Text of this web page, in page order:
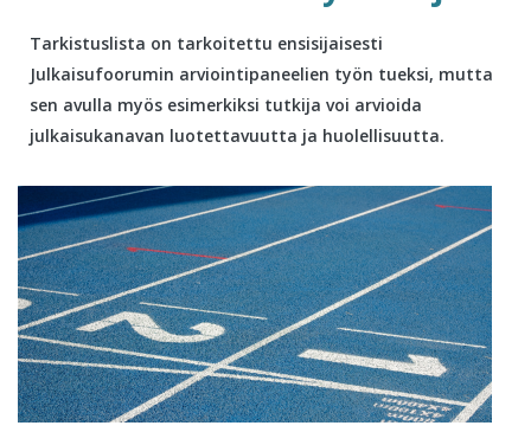
Tarkistuslista on tarkoitettu ensisijaisesti
Julkaisufoorumin arviointipaneelien työn tueksi, mutta
sen avulla myös esimerkiksi tutkija voi arvioida
julkaisukanavan luotettavuutta ja huolellisuutta.